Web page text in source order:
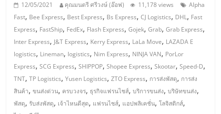
แฟ
รน
ไชส์
ขาย
12/05/2021 คุณมนตรี ศรีวงษ์ (อ๊อฟ) 11,178 views
Alpha
Fast, Bee Express, Best Express, Bs Express,CJ Logistics, DHL, Fast
Express, FastShip, FedEx, Flash Express,Gojek,Grab,Grab Express,
Inter Express, J&T Express, Kerry Express, LaLa Move, LAZADA E
logistics, Lineman, logistics, Nim Express, NINJA VAN, PorLor
Express,SCG Express,SHIPPOP,Shopee Express,Skootar,Speed-D,
TNT,TP Logistics,Yusen Logistics,ZTO Express, การส่งพัสดุ, การส่ง
สินค้า,ขนส่งด่วน, ครบวงจร, ธุรกิจแฟรนไชส์,บริการขนส่ง,บริษัทขนส่ง,
พัสดุ, รับส่งพัสดุ, เจ้าไหนดีสุด, แฟรนไชส์, แอปพลิเคชั่น,โลจิสติกส์,